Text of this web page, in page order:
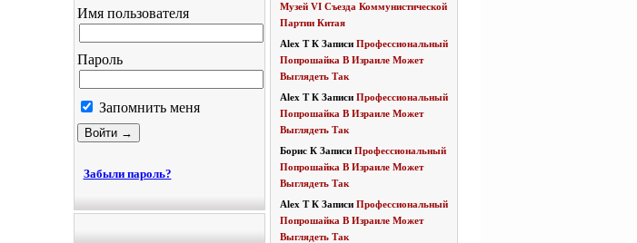
Имя пользователя
Пароль
Запомнить меня
Забыли пароль?
Музей VI Съезда Коммунистической
Партии Китая
Alex TК Записи Профессиональный
Попрошайка В Израиле Может
Выглядеть Так
Alex TК Записи Профессиональный
Попрошайка В Израиле Может
Выглядеть Так
БорисК Записи Профессиональный
Попрошайка В Израиле Может
Выглядеть Так
Alex TК Записи Профессиональный
Попрошайка В Израиле Может
Выглядеть Так